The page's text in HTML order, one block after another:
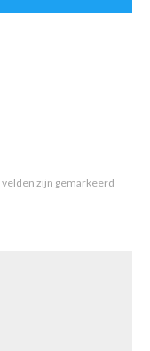
zijn gemarkeerd